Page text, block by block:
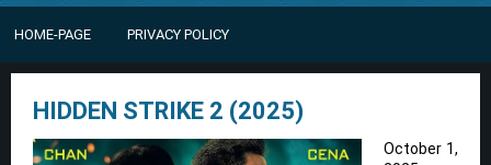
HOME-PAGE PRIVACY POLICY
HIDDEN STRIKE 2 (2025)
October 1,